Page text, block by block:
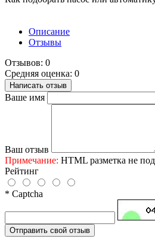
Описание
Отзывы
Отзывов: 0
Средняя оценка: 0
Написать отзыв
Ваше имя
Ваш отзыв
Примечание: HTML разметка не
Рейтинг
* Captcha
Отправить свой отзыв